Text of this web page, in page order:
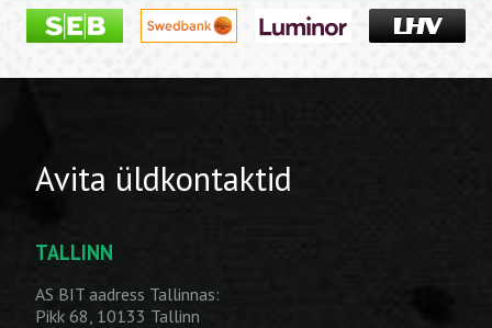
Avita üldkontaktid
TALLINN
AS BIT aadress Tallinnas:
Pikk 68, 10133 Tallinn